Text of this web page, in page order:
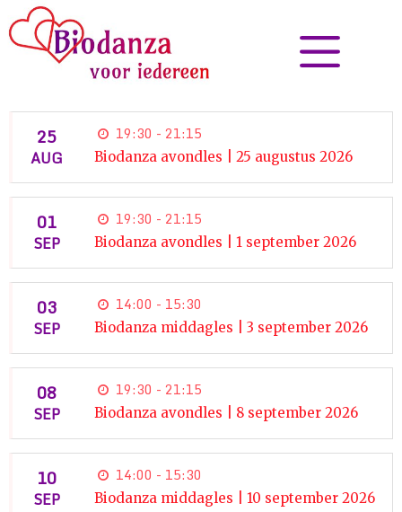
25
AUG
19:30 - 21:15
Biodanza avondles | 25 augustus 2026
01
SEP
19:30 - 21:15
Biodanza avondles | 1 september 2026
03
SEP
14:00 - 15:30
Biodanza middagles | 3 september 2026
08
SEP
19:30 - 21:15
Biodanza avondles | 8 september 2026
10
SEP
14:00 - 15:30
Biodanza middagles | 10 september 2026